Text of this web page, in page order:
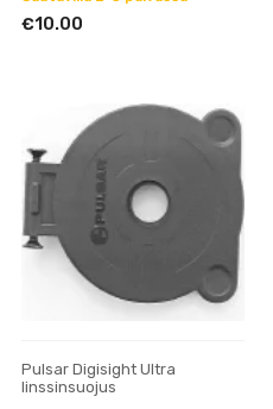
€10.00
Pulsar Digisight Ultra
linssinsuojus